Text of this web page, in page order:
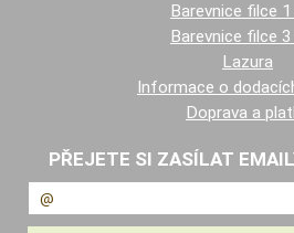
Barevnice filce
Barevnice filce
Lazura
Informace o
Doprava a
PŘEJETE SI ZASÍLAT